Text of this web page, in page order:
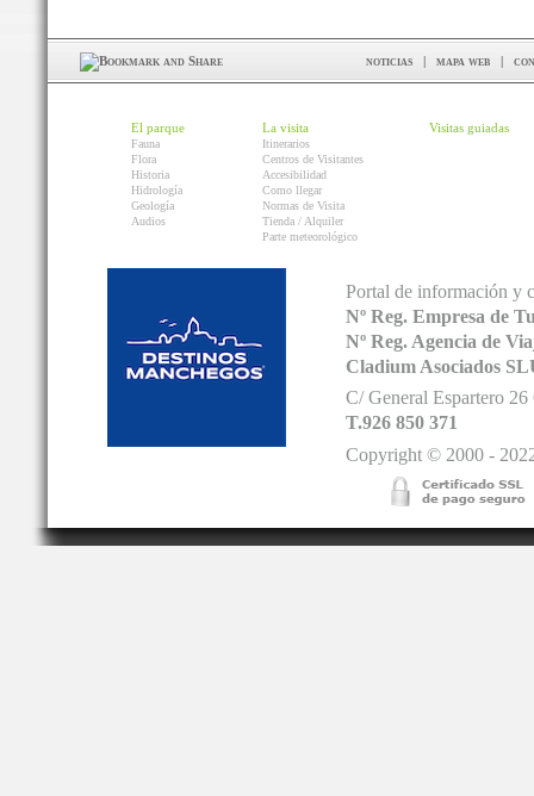
noticias | mapa web |
El parque
Fauna
Flora
Historia
Hidrología
Geología
Audios
La visita
Itinerarios
Centros de Visitantes
Accesibilidad
Como llegar
Normas de Visita
Tienda / Alquiler
Parte meteorológico
Visitas guiadas
Portal de información y
Nº Reg. Empresa de
Nº Reg. Agencia de
Cladium Asociados
C/ General Espartero
T.926 850 371
Copyright © 2000 -